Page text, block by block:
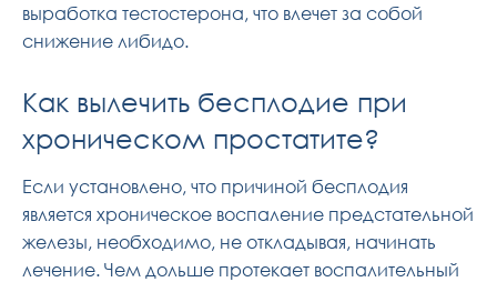
выработка тестостерона, что влечет за собой
снижение либидо.
Как вылечить бесплодие при
хроническом простатите?
Если установлено, что причиной бесплодия
является хроническое воспаление предстательной
железы, необходимо, не откладывая, начинать
лечение. Чем дольше протекает воспалительный